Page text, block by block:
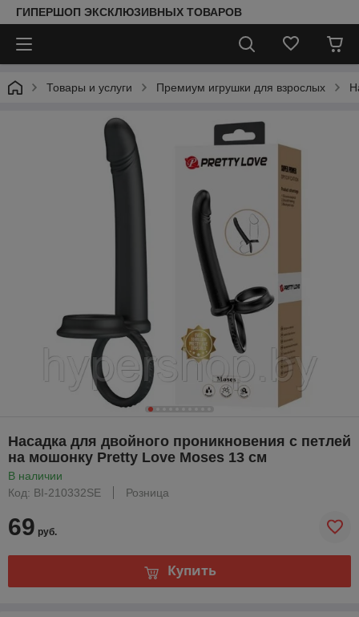
ГИПЕРШОП ЭКСКЛЮЗИВНЫХ ТОВАРОВ
Товары и услуги Премиум игрушки для взрослых
Насадка для двойного проникновения с петлей
на мошонку Pretty Love Moses 13 см
В наличии
Код: BI-210332SE
Розница
69 руб.
Купить